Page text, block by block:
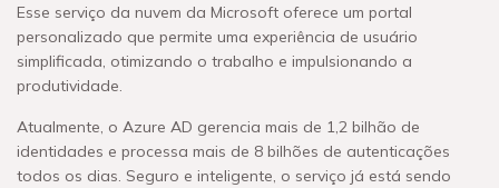
Esse serviço da nuvem da Microsoft oferece um portal
personalizado que permite uma experiência de usuário
simplificada, otimizando o trabalho e impulsionando a
produtividade.
Atualmente, o Azure AD gerencia mais de 1,2 bilhão de
identidades e processa mais de 8 bilhões de autenticações
todos os dias. Seguro e inteligente, o serviço já está sendo